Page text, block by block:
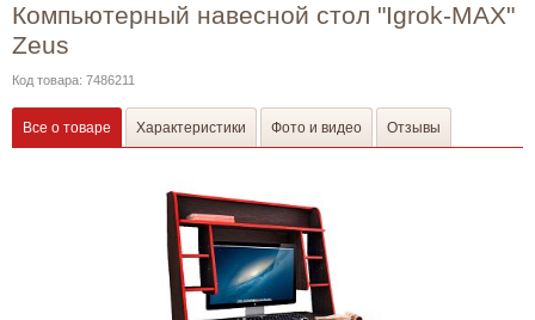
Компьютерный навесной стол "Igrok-MAX"
Zeus
Код товара: 7486211
Все о товаре Характеристики Фото и видео Отзывы